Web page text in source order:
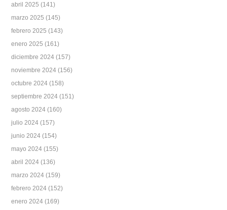
abril 2025 (141)
marzo 2025 (145)
febrero 2025 (143)
enero 2025 (161)
diciembre 2024 (157)
noviembre 2024 (156)
octubre 2024 (158)
septiembre 2024 (151)
agosto 2024 (160)
julio 2024 (157)
junio 2024 (154)
mayo 2024 (155)
abril 2024 (136)
marzo 2024 (159)
febrero 2024 (152)
enero 2024 (169)